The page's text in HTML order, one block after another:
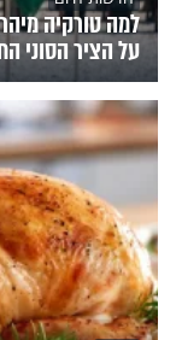
למה טורקיה
על הציר הסוני